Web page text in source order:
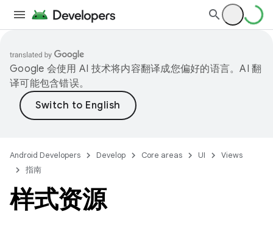
Google 会使用 AI 技术将内容翻译成您偏好的语言。AI 翻
译可能包含错误。
Android Developers Develop Core areas UI
Views
指南
样式资源